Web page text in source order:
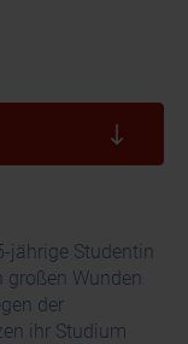
jährige Studentin
Wunden
der
ihr Studium